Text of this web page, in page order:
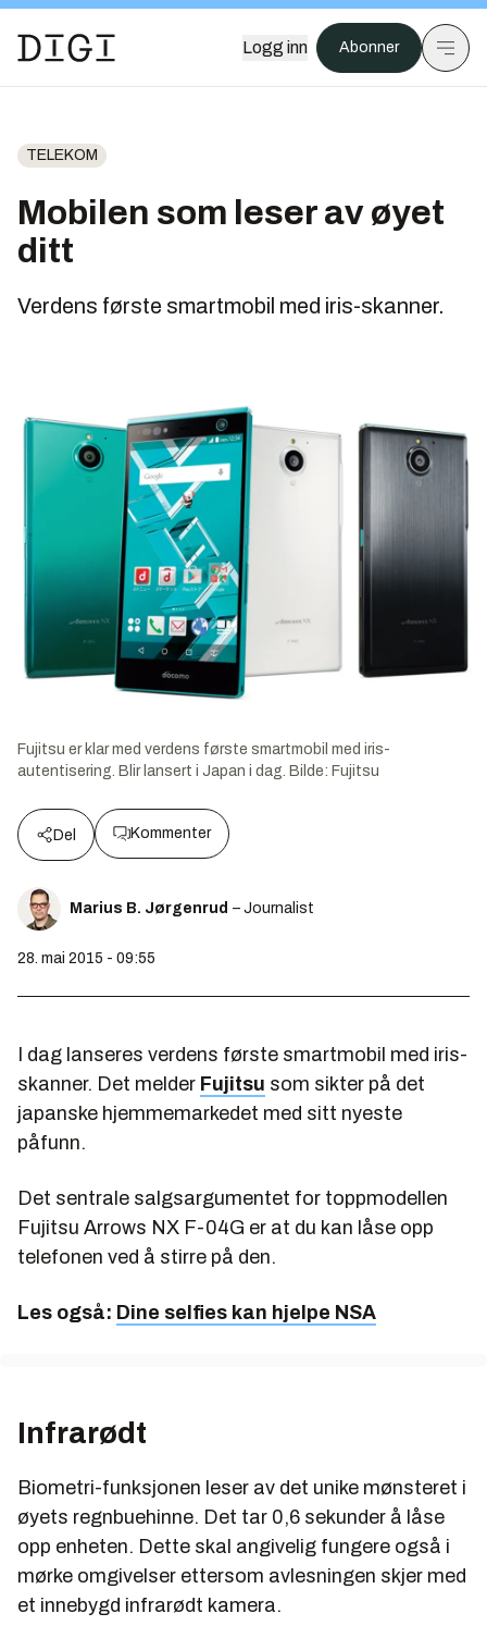
Logg inn Abonner
TELEKOM
Mobilen som leser av øyet
ditt
Verdens første smartmobil med iris-skanner.
Fujitsu er klar med verdens første smartmobil med iris-
autentisering. Blir lansert i Japan i dag. Bilde: Fujitsu
Del Kommenter
Marius B. Jørgenrud – Journalist
28. mai 2015 - 09:55
I dag lanseres verdens første smartmobil med iris-
skanner. Det melder Fujitsu som sikter på det
japanske hjemmemarkedet med sitt nyeste
påfunn.
Det sentrale salgsargumentet for toppmodellen
Fujitsu Arrows NX F-04G er at du kan låse opp
telefonen ved å stirre på den.
Les også: Dine selfies kan hjelpe NSA
Infrarødt
Biometri-funksjonen leser av det unike mønsteret i
øyets regnbuehinne. Det tar 0,6 sekunder å låse
opp enheten. Dette skal angivelig fungere også i
mørke omgivelser ettersom avlesningen skjer med
et innebygd infrarødt kamera.